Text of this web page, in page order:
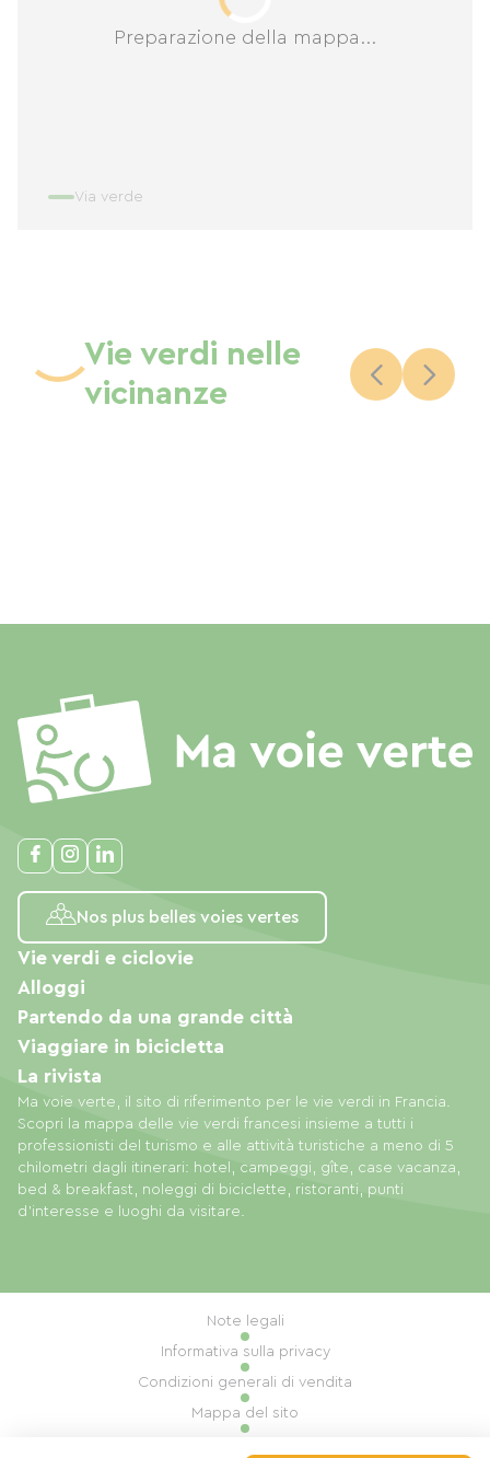
Preparazione della mappa...
Via verde
Vie verdi nelle
vicinanze
Nos plus belles voies vertes
Ma voie verte, il sito di riferimento per le vie verdi in Francia.
Scopri la mappa delle vie verdi francesi insieme a tutti i
professionisti del turismo e alle attività turistiche a meno di 5
chilometri dagli itinerari: hotel, campeggi, gîte, case vacanza,
bed & breakfast, noleggi di biciclette, ristoranti, punti
d'interesse e luoghi da visitare.
Vie verdi e ciclovie
Alloggi
Partendo da una grande città
Viaggiare in bicicletta
La rivista
Note legali
Informativa sulla privacy
Condizioni generali di vendita
Mappa del sito